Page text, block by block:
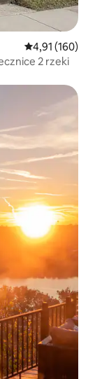
Średnia
4,91 (160)
2 rzeki